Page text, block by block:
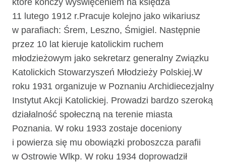
które kończy wyświęceniem na księdza
11 lutego 1912 r.Pracuje kolejno jako wikariusz
w parafiach: Śrem, Leszno, Śmigiel. Następnie
przez 10 lat kieruje katolickim ruchem
młodzieżowym jako sekretarz generalny Związku
Katolickich Stowarzyszeń Młodzieży Polskiej.W
roku 1931 organizuje w Poznaniu Archidiecezjalny
Instytut Akcji Katolickiej. Prowadzi bardzo szeroką
działalność społeczną na terenie miasta
Poznania. W roku 1933 zostaje doceniony
i powierza się mu obowiązki proboszcza parafii
w Ostrowie Wlkp. W roku 1934 doprowadził